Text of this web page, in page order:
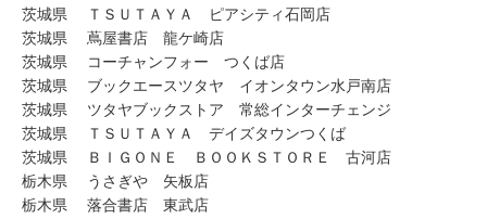
茨城県 ＴＳＵＴＡＹＡ ピアシティ石岡店
茨城県 蔦屋書店 龍ケ崎店
茨城県 コーチャンフォー つくば店
茨城県 ブックエースツタヤ イオンタウン水戸南店
茨城県 ツタヤブックストア 常総インターチェンジ
茨城県 ＴＳＵＴＡＹＡ デイズタウンつくば
茨城県 ＢＩＧＯＮＥ ＢＯＯＫＳＴＯＲＥ 古河店
栃木県 うさぎや 矢板店
栃木県 落合書店 東武店